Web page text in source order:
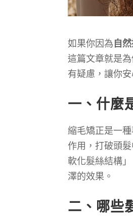
如果你因為自
這篇文章就是
有疑慮，讓你
一、什麼
縮毛矯正是一
作用，打破頭
軟化髮絲結構
澤的效果。
二、哪些